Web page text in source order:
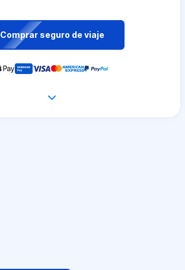
Comprar seguro de viaje